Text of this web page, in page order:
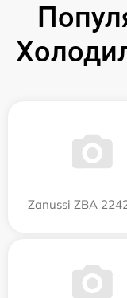
Zanussi ZBA